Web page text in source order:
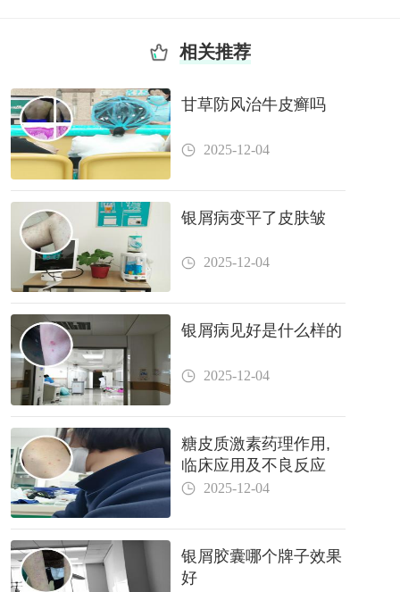
相关推荐
甘草防风治牛皮癣吗
2025-12-04
银屑病变平了皮肤皱
2025-12-04
银屑病见好是什么样的
2025-12-04
糖皮质激素药理作用,
临床应用及不良反应
2025-12-04
银屑胶囊哪个牌子效果
好